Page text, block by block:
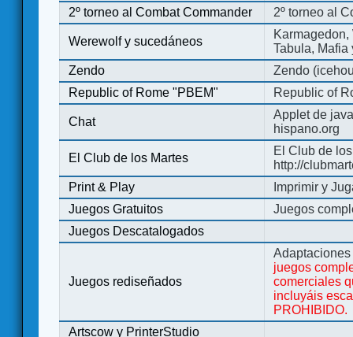
2º torneo al Combat Commander
2º torneo al
Werewolf y sucedáneos
Tabula, Mafia
Zendo
Zendo
Republic of Rome "PBEM"
Republic of
Chat
Applet de
hispano.org
El Club de los Martes
El Club de
http://
Print & Play
Imprimir y
Juegos Gratuitos
Juegos
Juegos Descatalogados
Juegos rediseñados
juegos
comerciales
incluyáis
PROHIBIDO.
Artscow y PrinterStudio